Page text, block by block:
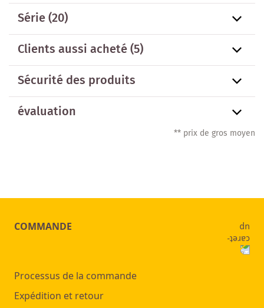
Série(20)
Clients aussi acheté(5)
Sécurité des produits
évaluation
** prix de gros moyen
COMMANDE
Processus de la commande
Expédition et retour